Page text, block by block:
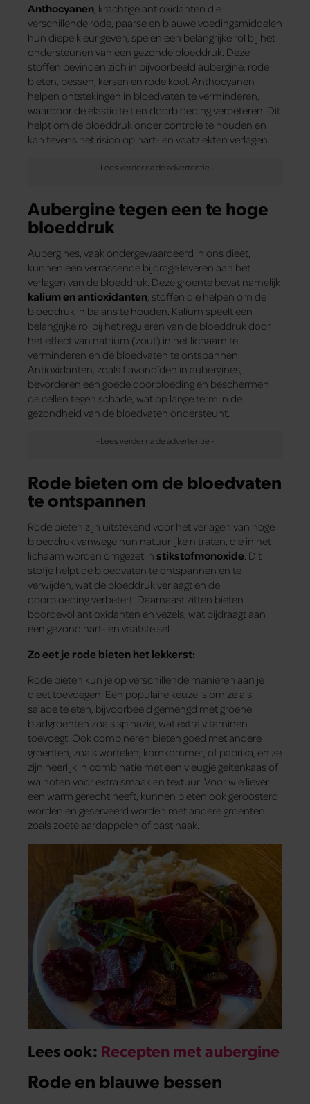
Anthocyanen , krachtige antioxidanten die
verschillende rode, paarse en blauwe voedingsmiddelen
hun diepe kleur geven, spelen een belangrijke rol bij het
ondersteunen van een gezonde bloeddruk. Deze
stoffen bevinden zich in bijvoorbeeld aubergine, rode
bieten, bessen, kersen en rode kool. Anthocyanen
helpen ontstekingen in bloedvaten te verminderen,
waardoor de elasticiteit en doorbloeding verbeteren. Dit
helpt om de bloeddruk onder controle te houden en
kan tevens het risico op hart- en vaatziekten verlagen.
Aubergine tegen een te hoge
bloeddruk
Aubergines, vaak ondergewaardeerd in ons dieet,
kunnen een verrassende bijdrage leveren aan het
verlagen van de bloeddruk. Deze groente bevat namelijk
kalium en antioxidanten , stoffen die helpen om de
bloeddruk in balans te houden. Kalium speelt een
belangrijke rol bij het reguleren van de bloeddruk door
het effect van natrium (zout) in het lichaam te
verminderen en de bloedvaten te ontspannen.
Antioxidanten, zoals flavonoïden in aubergines,
bevorderen een goede doorbloeding en beschermen
de cellen tegen schade, wat op lange termijn de
gezondheid van de bloedvaten ondersteunt.
Rode bieten om de bloedvaten
te ontspannen
Rode bieten zijn uitstekend voor het verlagen van hoge
bloeddruk vanwege hun natuurlijke nitraten, die in het
lichaam worden omgezet in stikstofmonoxide . Dit
stofje helpt de bloedvaten te ontspannen en te
verwijden, wat de bloeddruk verlaagt en de
doorbloeding verbetert. Daarnaast zitten bieten
boordevol antioxidanten en vezels, wat bijdraagt aan
een gezond hart- en vaatstelsel.
Zo eet je rode bieten het lekkerst:
Rode bieten kun je op verschillende manieren aan je
dieet toevoegen. Een populaire keuze is om ze als
salade te eten, bijvoorbeeld gemengd met groene
bladgroenten zoals spinazie, wat extra vitaminen
toevoegt. Ook combineren bieten goed met andere
groenten, zoals wortelen, komkommer, of paprika, en ze
zijn heerlijk in combinatie met een vleugje geitenkaas of
walnoten voor extra smaak en textuur. Voor wie liever
een warm gerecht heeft, kunnen bieten ook geroosterd
worden en geserveerd worden met andere groenten
zoals zoete aardappelen of pastinaak.
Lees ook: Recepten met aubergine
Rode en blauwe bessen